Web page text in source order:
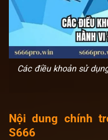
Các điều khoản sử
Nội dung chính
S666